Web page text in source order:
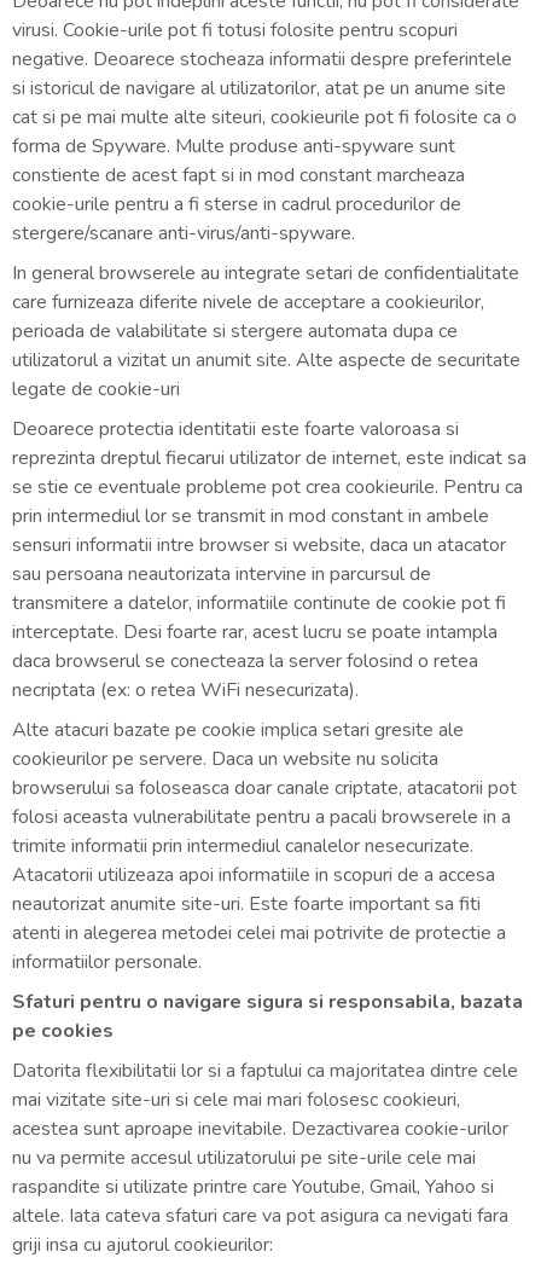
virusi. Cookie-urile pot fi totusi folosite pentru scopuri
negative. Deoarece stocheaza informatii despre preferintele
si istoricul de navigare al utilizatorilor, atat pe un anume site
cat si pe mai multe alte siteuri, cookieurile pot fi folosite ca o
forma de Spyware. Multe produse anti-spyware sunt
constiente de acest fapt si in mod constant marcheaza
cookie-urile pentru a fi sterse in cadrul procedurilor de
stergere/scanare anti-virus/anti-spyware.
In general browserele au integrate setari de confidentialitate
care furnizeaza diferite nivele de acceptare a cookieurilor,
perioada de valabilitate si stergere automata dupa ce
utilizatorul a vizitat un anumit site. Alte aspecte de securitate
legate de cookie-uri
Deoarece protectia identitatii este foarte valoroasa si
reprezinta dreptul fiecarui utilizator de internet, este indicat sa
se stie ce eventuale probleme pot crea cookieurile. Pentru ca
prin intermediul lor se transmit in mod constant in ambele
sensuri informatii intre browser si website, daca un atacator
sau persoana neautorizata intervine in parcursul de
transmitere a datelor, informatiile continute de cookie pot fi
interceptate. Desi foarte rar, acest lucru se poate intampla
daca browserul se conecteaza la server folosind o retea
necriptata (ex: o retea WiFi nesecurizata).
Alte atacuri bazate pe cookie implica setari gresite ale
cookieurilor pe servere. Daca un website nu solicita
browserului sa foloseasca doar canale criptate, atacatorii pot
folosi aceasta vulnerabilitate pentru a pacali browserele in a
trimite informatii prin intermediul canalelor nesecurizate.
Atacatorii utilizeaza apoi informatiile in scopuri de a accesa
neautorizat anumite site-uri. Este foarte important sa fiti
atenti in alegerea metodei celei mai potrivite de protectie a
informatiilor personale.
Sfaturi pentru o navigare sigura si responsabila, bazata
pe cookies
Datorita flexibilitatii lor si a faptului ca majoritatea dintre cele
mai vizitate site-uri si cele mai mari folosesc cookieuri,
acestea sunt aproape inevitabile. Dezactivarea cookie-urilor
nu va permite accesul utilizatorului pe site-urile cele mai
raspandite si utilizate printre care Youtube, Gmail, Yahoo si
altele. Iata cateva sfaturi care va pot asigura ca nevigati fara
griji insa cu ajutorul cookieurilor: